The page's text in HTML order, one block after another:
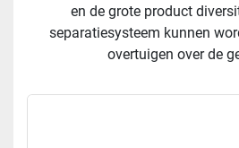
en de grote product
separatiesysteem kunnen
overtuigen over de